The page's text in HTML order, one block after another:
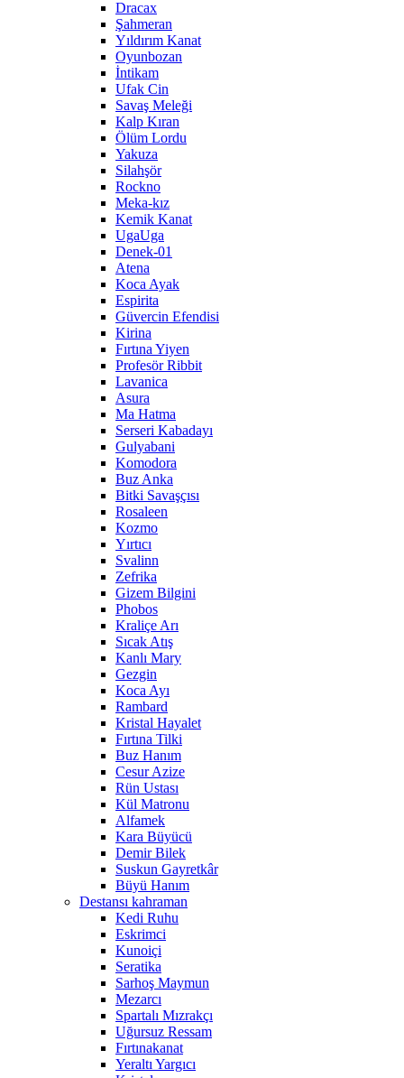
Dracax
Şahmeran
Yıldırım Kanat
Oyunbozan
İntikam
Ufak Cin
Savaş Meleği
Kalp Kıran
Ölüm Lordu
Yakuza
Silahşör
Rockno
Meka-kız
Kemik Kanat
UgaUga
Denek-01
Atena
Koca Ayak
Espirita
Güvercin Efendisi
Kirina
Fırtına Yiyen
Profesör Ribbit
Lavanica
Asura
Ma Hatma
Serseri Kabadayı
Gulyabani
Komodora
Buz Anka
Bitki Savaşçısı
Rosaleen
Kozmo
Yırtıcı
Svalinn
Zefrika
Gizem Bilgini
Phobos
Kraliçe Arı
Sıcak Atış
Kanlı Mary
Gezgin
Koca Ayı
Rambard
Kristal Hayalet
Fırtına Tilki
Buz Hanım
Cesur Azize
Rün Ustası
Kül Matronu
Alfamek
Kara Büyücü
Demir Bilek
Suskun Gayretkâr
Büyü Hanım
Destansı kahraman
Kedi Ruhu
Eskrimci
Kunoiçi
Seratika
Sarhoş Maymun
Mezarcı
Spartalı Mızrakçı
Uğursuz Ressam
Fırtınakanat
Yeraltı Yargıcı